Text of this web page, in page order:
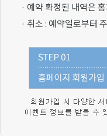
· 예약 확정된 내역은
· 취소 : 예약일로부터